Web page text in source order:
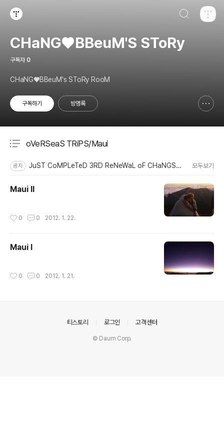
CHaNG♥️BBeuM'S SToRy
구독자 0
CHaNG♥️BBeuM's SToRy RooM
구독하기 방명록
oVeRSeaS TRiPS/Maui
공지 JuST CoMPLeTeD 3RD ReNeWaL oF CHaNGSToRy 모두보기
Maui II
0 0 2012. 1. 22.
Maui I
0 0 2012. 1. 21.
티스토리 로그인 고객센터
© Daum Corp.